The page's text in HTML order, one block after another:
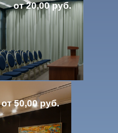
от 20,00 руб.
от 50,00 руб.